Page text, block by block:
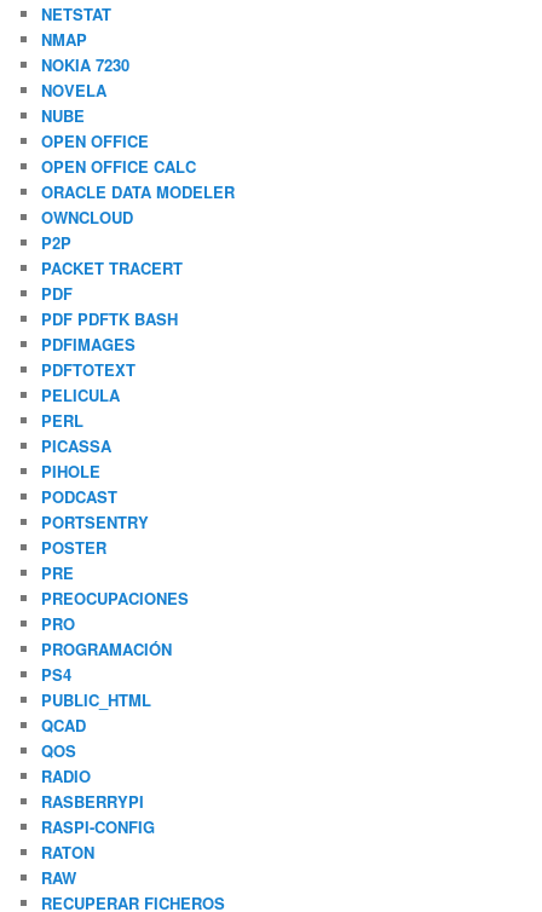
NETSTAT
NMAP
NOKIA 7230
NOVELA
NUBE
OPEN OFFICE
OPEN OFFICE CALC
ORACLE DATA MODELER
OWNCLOUD
P2P
PACKET TRACERT
PDF
PDF PDFTK BASH
PDFIMAGES
PDFTOTEXT
PELICULA
PERL
PICASSA
PIHOLE
PODCAST
PORTSENTRY
POSTER
PRE
PREOCUPACIONES
PRO
PROGRAMACIÓN
PS4
PUBLIC_HTML
QCAD
QOS
RADIO
RASBERRYPI
RASPI-CONFIG
RATON
RAW
RECUPERAR FICHEROS